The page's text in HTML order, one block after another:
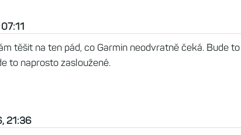
těšit na ten pád, co Garmin neodvratně čeká. Bude to
to naprosto zasloužené.
21:36